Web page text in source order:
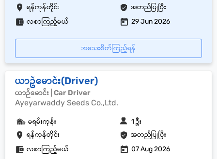
ရန်ကုန်တိုင်း အတည်ပြုပြီး
လစာကြည့်မယ် 29 Jun 2026
အသေးစိတ်ကြည့်ရန်
ယာဥ်မောင်း(Driver)
ယာဉ်မောင်း | Car Driver
Ayeyarwaddy Seeds Co.,Ltd.
ရန်ကုန်တိုင်း အတည်ပြုပြီး
မရမ်းကုန်း 1 ဦး
လစာကြည့်မယ် 07 Aug 2026